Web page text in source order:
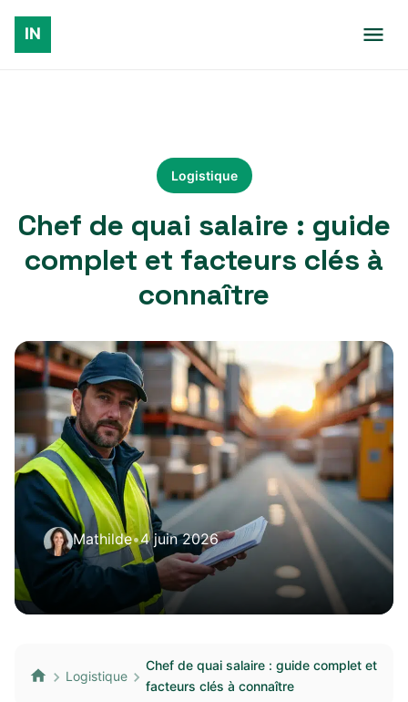
Logistique
Chef de quai salaire : guide
complet et facteurs clés à
connaître
Mathilde•4 juin 2026
Logistique
Chef de quai salaire : guide complet et
facteurs clés à connaître